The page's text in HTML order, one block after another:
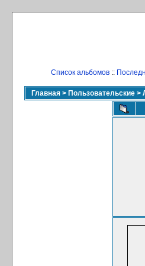
Список альбомов ::
Главная > Пользовательские >